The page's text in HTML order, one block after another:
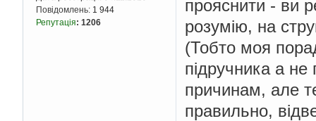
Повідомлень: 1 944
Репутація: 1206
прояснити - ви
розумію, на
(Тобто моя
підручника а
причинам, але
правильно,